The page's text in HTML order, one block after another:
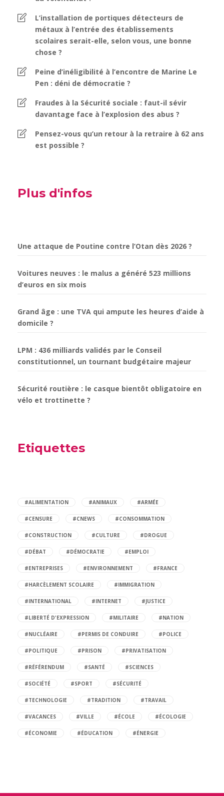
L’installation de portiques détecteurs de
métaux à l’entrée des établissements
scolaires serait-elle, selon vous, une bonne
chose ?
Peine d’inéligibilité à l’encontre de Marine Le
Pen : déni de démocratie ?
Fraudes à la Sécurité sociale : faut-il sévir
davantage face à l’explosion des abus ?
Pensez-vous qu’un retour à la retraire à 62 ans
est possible ?
Plus d'infos
Une attaque de Poutine contre l’Otan dès 2026 ?
Voitures neuves : le malus a généré 523 millions
d’euros en six mois
Grand âge : une TVA qui ampute les heures d’aide à
domicile ?
LPM : 436 milliards validés par le Conseil
constitutionnel, un tournant budgétaire majeur
Sécurité routière : le casque bientôt obligatoire en
vélo et trottinette ?
Etiquettes
#ALIMENTATION #ANIMAUX #ARMÉE
#CENSURE #CNEWS #CONSOMMATION
#CONSTRUCTION #CULTURE #DROGUE
#DÉBAT #DÉMOCRATIE #EMPLOI
#ENTREPRISES #ENVIRONNEMENT #FRANCE
#HARCÈLEMENT SCOLAIRE #IMMIGRATION
#INTERNATIONAL #INTERNET #JUSTICE
#LIBERTÉ D'EXPRESSION #MILITAIRE #NATION
#NUCLÉAIRE #PERMIS DE CONDUIRE #POLICE
#POLITIQUE #PRISON #PRIVATISATION
#RÉFÉRENDUM #SANTÉ #SCIENCES
#SOCIÉTÉ #SPORT #SÉCURITÉ
#TECHNOLOGIE #TRADITION #TRAVAIL
#VACANCES #VILLE #ÉCOLE #ÉCOLOGIE
#ÉCONOMIE #ÉDUCATION #ÉNERGIE